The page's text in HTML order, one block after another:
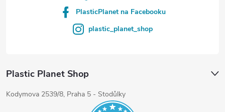
PlasticPlanet na Facebooku
plastic_planet_shop
Plastic Planet Shop
Kodymova 2539/8, Praha 5 - Stodůlky